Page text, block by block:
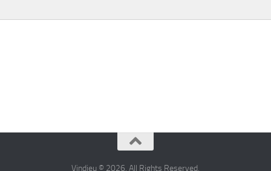
Vindjeu © 2026. All Rights Reserved.